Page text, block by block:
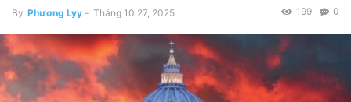
By Phương Lyy - Tháng 10 27, 2025 0
199